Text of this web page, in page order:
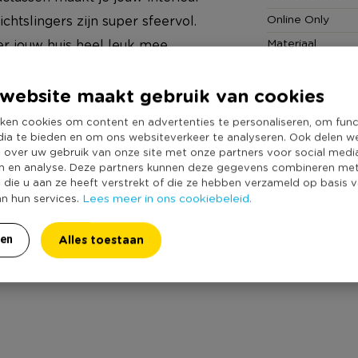
maakt gebruik van cookies
cookies om content en advertenties te personaliseren, om
te bieden en om ons websiteverkeer te analyseren. Ook delen
uw gebruik van onze site met onze partners voor social
en analyse. Deze partners kunnen deze gegevens combineren
u aan ze heeft verstrekt of die ze hebben verzameld op basis
hun services. Lees meer in ons cookiebeleid.
Alles toestaan
zijn super sfeervol.
jouw huis heel leuk mee
in jouw slaapkamer,
kan er alle kanten mee op.
8 cactussen met daarin een
je geen rekening hoeft te
zijn 8x8 cm.
Online Only
Materiaal
Kleur
Productlengte
Dimbaar
Werkt op